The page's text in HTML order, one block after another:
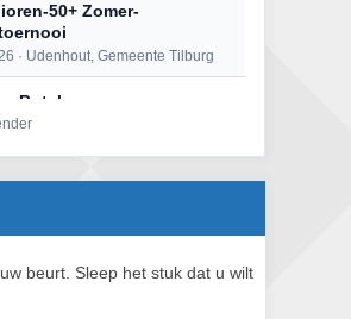
50+ Zomer-
· Udenhout, Gemeente Tilburg
Butcher
· Utrecht
· Utrecht
2026
beurt. Sleep het stuk dat u wilt